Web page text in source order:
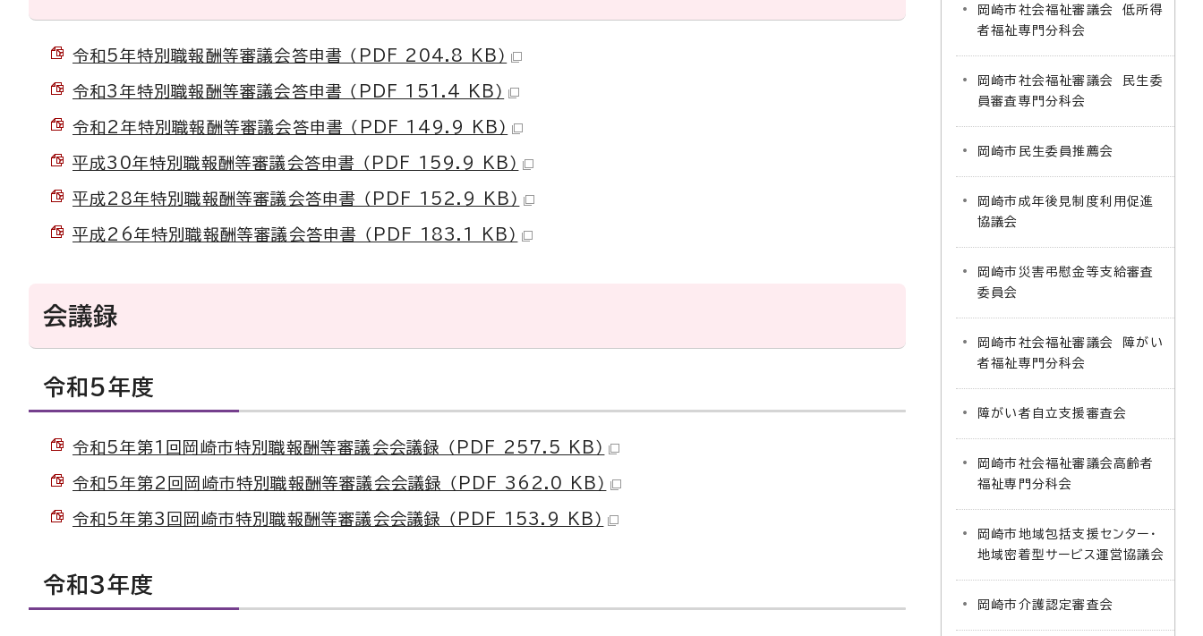
令和5年特別職報酬等審議会答申書 （PDF 204.8 KB）
令和3年特別職報酬等審議会答申書 （PDF 151.4 KB）
令和2年特別職報酬等審議会答申書 （PDF 149.9 KB）
平成30年特別職報酬等審議会答申書 （PDF 159.9 KB）
平成28年特別職報酬等審議会答申書 （PDF 152.9 KB）
平成26年特別職報酬等審議会答申書 （PDF 183.1 KB）
会議録
令和5年度
令和5年第1回岡崎市特別職報酬等審議会会議録 （PDF 257.5 KB）
令和5年第2回岡崎市特別職報酬等審議会会議録 （PDF 362.0 KB）
令和5年第3回岡崎市特別職報酬等審議会会議録 （PDF 153.9 KB）
令和3年度
岡崎市社会福祉審議会 低所得
者福祉専門分科会
岡崎市社会福祉審議会 民生委
員審査専門分科会
岡崎市民生委員推薦会
岡崎市成年後見制度利用促進
協議会
岡崎市災害弔慰金等支給審査
委員会
岡崎市社会福祉審議会 障がい
者福祉専門分科会
障がい者自立支援審査会
岡崎市社会福祉審議会高齢者
福祉専門分科会
岡崎市地域包括支援センター・
地域密着型サービス運営協議会
岡崎市介護認定審査会